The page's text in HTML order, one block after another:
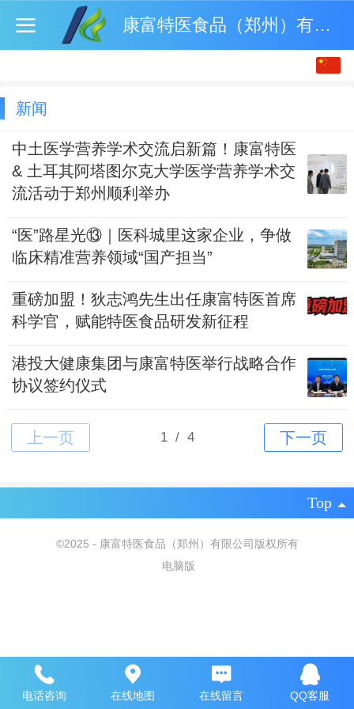
康富特医食品（郑州）有限公司
新闻
中土医学营养学术交流启新篇！康富特医
& 土耳其阿塔图尔克大学医学营养学术交
流活动于郑州顺利举办
“医”路星光⑬｜医科城里这家企业，争做
临床精准营养领域“国产担当”
重磅加盟！狄志鸿先生出任康富特医首席
科学官，赋能特医食品研发新征程
港投大健康集团与康富特医举行战略合作
协议签约仪式
Top
©2025 - 康富特医食品（郑州）有限公司版权所有
电脑版
电话咨询 在线地图 在线留言 QQ客服